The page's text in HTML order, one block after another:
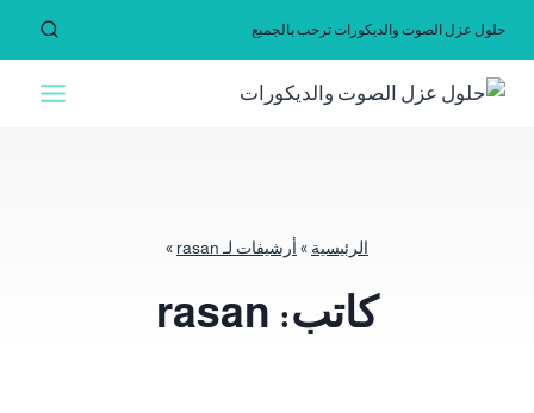
المحتوى
حلول عزل الصوت والديكورات ترحب بالجميع
الرئيسية » أرشيفات لـ rasan »
كاتب: rasan